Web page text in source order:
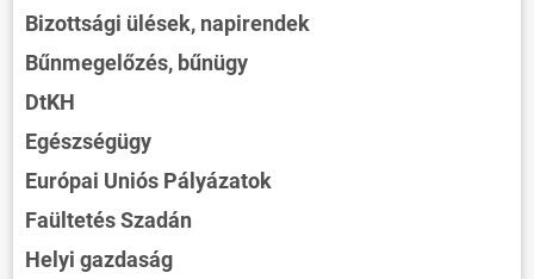
Bizottsági ülések, napirendek
Bűnmegelőzés, bűnügy
DtKH
Egészségügy
Európai Uniós Pályázatok
Faültetés Szadán
Helyi gazdaság